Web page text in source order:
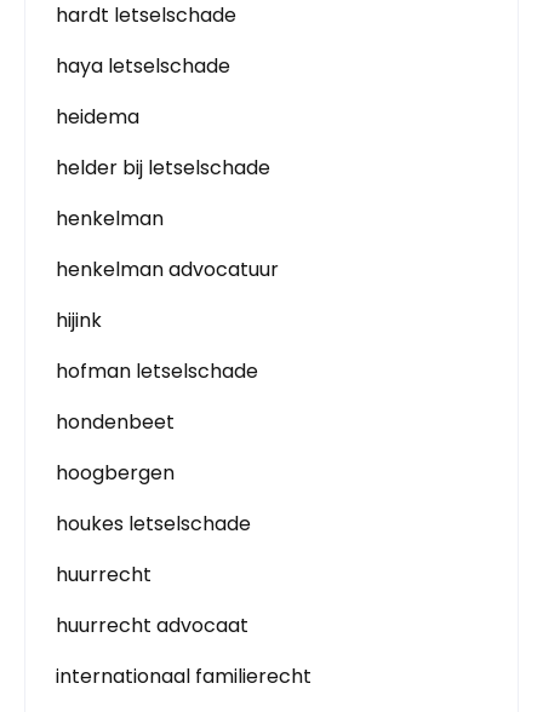
hardt letselschade
haya letselschade
heidema
helder bij letselschade
henkelman
henkelman advocatuur
hijink
hofman letselschade
hondenbeet
hoogbergen
houkes letselschade
huurrecht
huurrecht advocaat
internationaal familierecht